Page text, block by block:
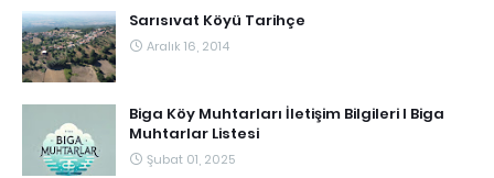
Sarısıvat Köyü Tarihçe
Aralık 16, 2014
Biga Köy Muhtarları İletişim Bilgileri I Biga
Muhtarlar Listesi
Şubat 01, 2025